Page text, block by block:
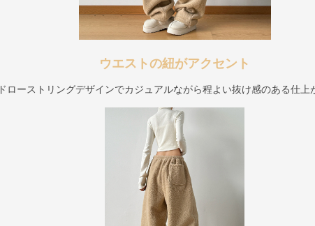
ウエストの紐がアクセント
ドローストリングデザインでカジュアルながら程よい抜け感のある仕上